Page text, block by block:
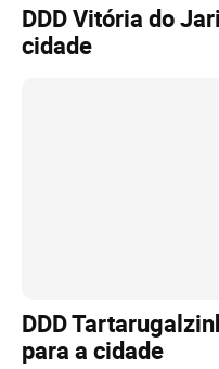
DDD Vitória do
cidade
DDD
para a cidade